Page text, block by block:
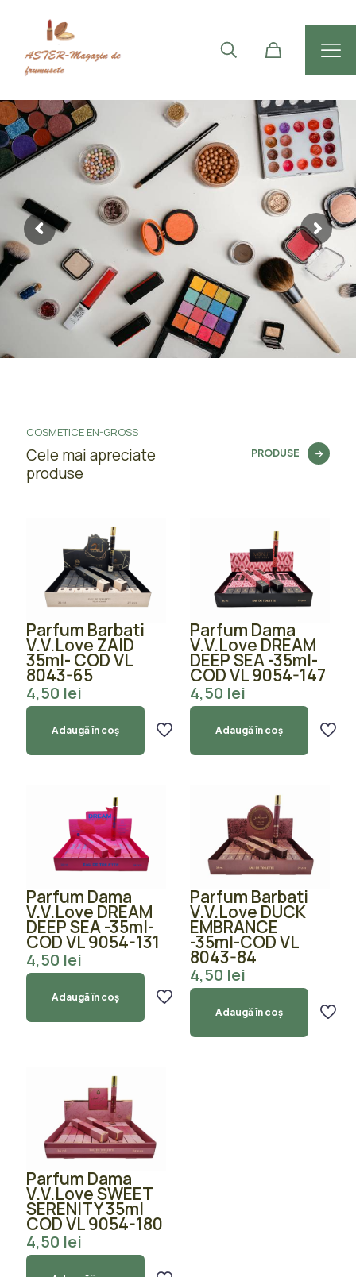
COSMETICE EN-GROSS
Cele mai apreciate
produse
PRODUSE
Parfum Barbati
V.V.Love ZAID
35ml- COD VL
8043-65
4,50 lei
Adaugă în coș
Parfum Dama
V.V.Love DREAM
DEEP SEA -35ml-
COD VL 9054-147
4,50 lei
Adaugă în coș
Parfum Dama
V.V.Love DREAM
DEEP SEA -35ml-
COD VL 9054-131
4,50 lei
Adaugă în coș
Parfum Barbati
V.V.Love DUCK
EMBRANCE
-35ml-COD VL
8043-84
4,50 lei
Adaugă în coș
Parfum Dama
V.V.Love SWEET
SERENITY 35ml
COD VL 9054-180
4,50 lei